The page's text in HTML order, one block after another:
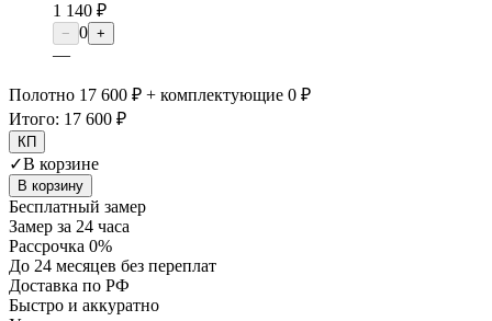
1 140 ₽
− 0 +
—
Полотно 17 600 ₽ + комплектующие 0 ₽
Итого: 17 600 ₽
КП
✓В корзине
В корзину
Бесплатный замер
Замер за 24 часа
Рассрочка 0%
До 24 месяцев без переплат
Доставка по РФ
Быстро и аккуратно